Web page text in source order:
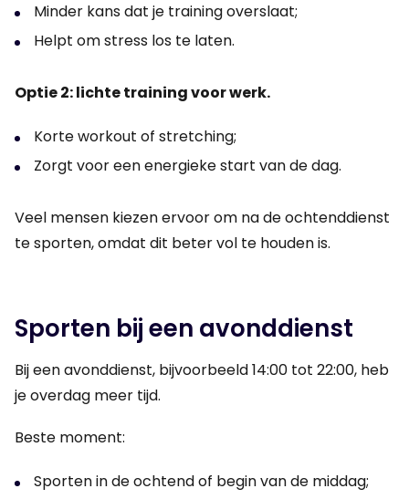
Minder kans dat je training overslaat;
Helpt om stress los te laten.
Optie 2: lichte training voor werk.
Korte workout of stretching;
Zorgt voor een energieke start van de dag.
Veel mensen kiezen ervoor om na de ochtenddienst
te sporten, omdat dit beter vol te houden is.
Sporten bij een avonddienst
Bij een avonddienst, bijvoorbeeld 14:00 tot 22:00, heb
je overdag meer tijd.
Beste moment:
Sporten in de ochtend of begin van de middag;